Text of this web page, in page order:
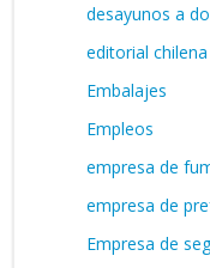
desayunos a
editorial chilena
Embalajes
Empleos
empresa de
empresa de
Empresa de